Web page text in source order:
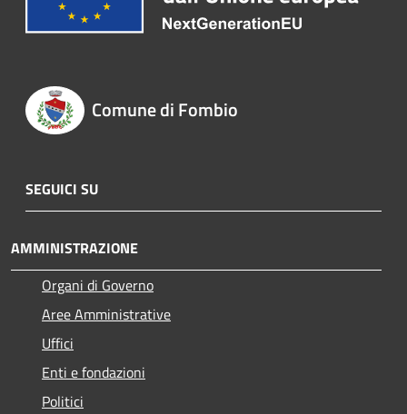
Comune di Fombio
SEGUICI SU
AMMINISTRAZIONE
Organi di Governo
Aree Amministrative
Uffici
Enti e fondazioni
Politici